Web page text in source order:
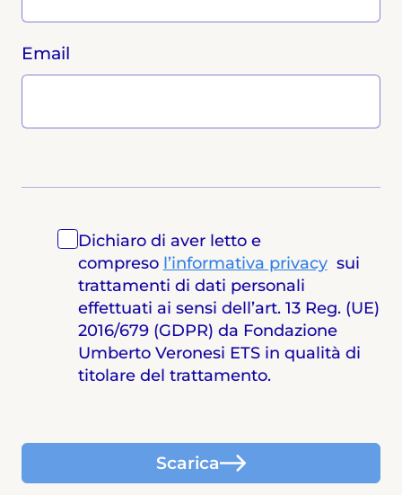
Email
Dichiaro di aver letto e
compreso l’informativa privacysui
trattamenti di dati personali
effettuati ai sensi dell’art. 13 Reg. (UE)
2016/679 (GDPR) da Fondazione
Umberto Veronesi ETS in qualità di
titolare del trattamento.
Scarica